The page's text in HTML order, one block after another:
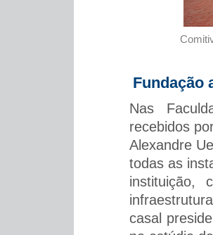
Fundação
Nas
recebidos
Alexandre
todas as
instituição,
casal